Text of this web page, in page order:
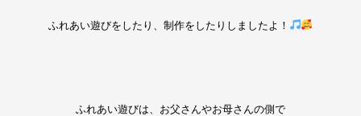
ふれあい遊びをしたり、制作をしたりしましたよ！
ふれあい遊びは、お父さんやお母さんの側で